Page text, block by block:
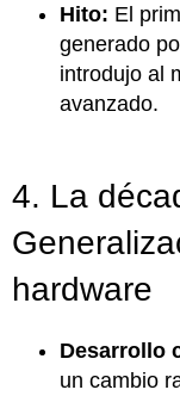
Hito: El
generado
introdujo al
avanzado.
4. La
hardware
Desarrollo
un cambio